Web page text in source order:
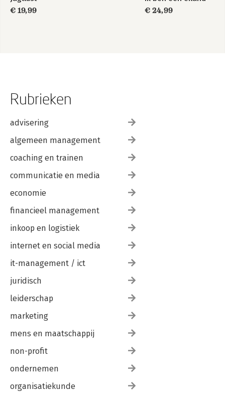
€ 19,99
€ 24,99
Rubrieken
advisering
algemeen management
coaching en trainen
communicatie en media
economie
financieel management
inkoop en logistiek
internet en social media
it-management / ict
juridisch
leiderschap
marketing
mens en maatschappij
non-profit
ondernemen
organisatiekunde